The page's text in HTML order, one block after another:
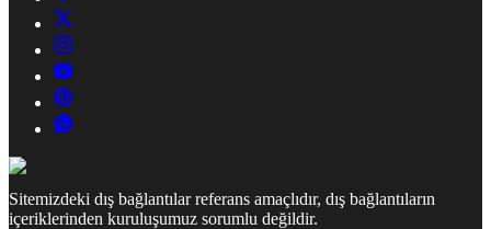
Sitemizdeki dış bağlantılar referans amaçlıdır, dış bağlantıların
içeriklerinden kuruluşumuz sorumlu değildir.